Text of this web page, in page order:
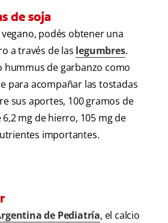
de soja
podés obtener una
a través de las legumbres.
hummus de garbanzo como
para acompañar las tostadas
sus aportes, 100 gramos de
mg de hierro, 105 mg de
importantes.
de Pediatría, el calcio